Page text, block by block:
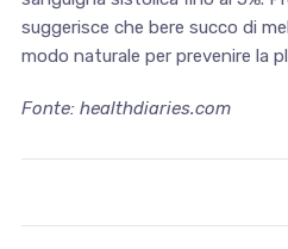
suggerisce che bere succo di
modo naturale per prevenire la
Fonte: healthdiaries.com